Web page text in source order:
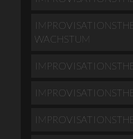
WACHSTUM